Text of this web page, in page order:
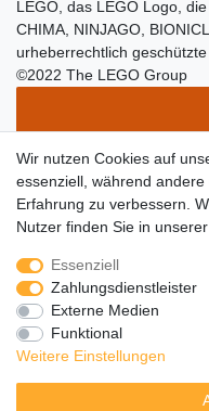
LEGO, das LEGO Logo,
CHIMA, NINJAGO,
urheberrechtlich
©2022 The LEGO Group
Wir nutzen Cookies auf
essenziell, während
Erfahrung zu verbessern.
Nutzer finden Sie in unserer
Essenziell
Zahlungsdienstleister
Externe Medien
Funktional
Weitere Einstellungen